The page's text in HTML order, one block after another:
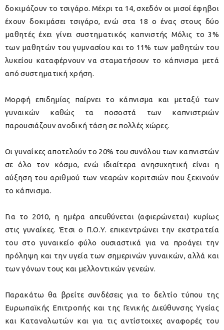
δοκιμάζουν το τσιγάρο. Μέχρι τα 14, σχεδόν οι μισοί έφηβοι
έχουν δοκιμάσει τσιγάρο, ενώ στα 18 ο ένας στους δύο
μαθητές έχει γίνει συστηματικός καπνιστής Μόλις το 3%
των μαθητών του γυμνασίου και το 11% των μαθητών του
λυκείου καταφέρνουν να σταματήσουν το κάπνισμα μετά
από συστηματική χρήση.
Μορφή επιδημίας παίρνει το κάπνισμα και μεταξύ των
γυναικών καθώς τα ποσοστά των καπνιστριών
παρουσιάζουν ανοδική τάση σε πολλές χώρες.
Οι γυναίκες αποτελούν το 20% του συνόλου των καπνιστών
σε όλο τον κόσμο, ενώ ιδιαίτερα ανησυχητική είναι η
αύξηση του αριθμού των νεαρών κοριτσιών που ξεκινούν
το κάπνισμα.
Για το 2010, η ημέρα απευθύνεται (αφιερώνεται) κυρίως
στις γυναίκες. Έτσι ο Π.Ο.Υ. επικεντρώνει την εκστρατεία
του στο γυναικείο φύλο ουσιαστικά για να προάγει την
πρόληψη και την υγεία των σημερινών γυναικών, αλλά και
των γόνων τους και μελλοντικών γενεών.
Παρακάτω θα βρείτε συνδέσεις για το δελτίο τύπου της
Ευρωπαϊκής Επιτροπής και της Γενικής Διεύθυνσης Υγείας
και Καταναλωτών και για τις αντίστοιχες αναφορές του